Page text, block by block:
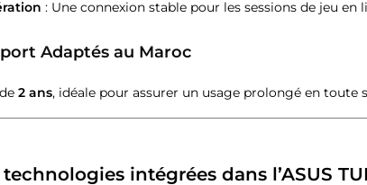
: Une connexion stable pour les sessions de jeu en
Adaptés au Maroc
2 ans, idéale pour assurer un usage prolongé en toute
intégrées dans l’ASUS